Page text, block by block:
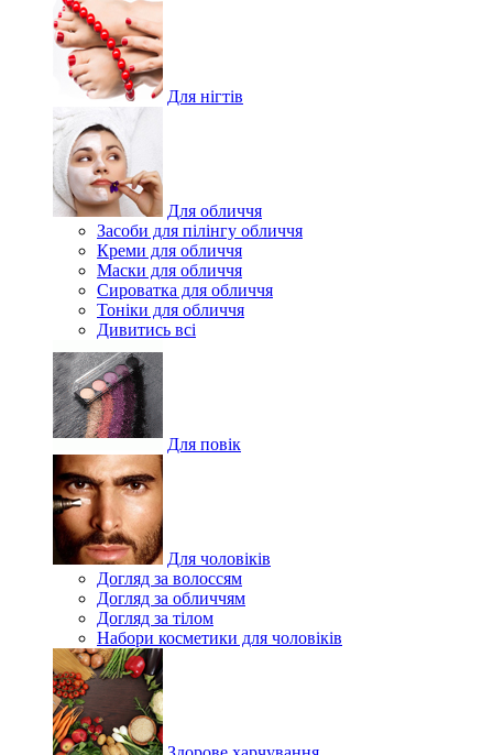
Для нігтів
Для обличчя
Засоби для пілінгу обличчя
Креми для обличчя
Маски для обличчя
Сироватка для обличчя
Тоніки для обличчя
Дивитись всі
Для повік
Для чоловіків
Догляд за волоссям
Догляд за обличчям
Догляд за тілом
Набори косметики для чоловіків